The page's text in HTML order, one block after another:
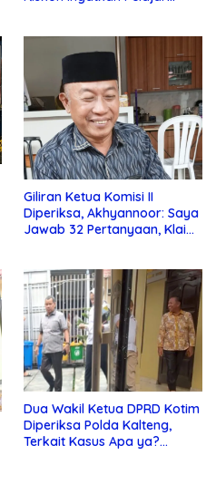
Giliran Ketua Komisi II
Diperiksa, Akhyannoor: Saya
Jawab 32 Pertanyaan, Klaim
Dua Wakil Ketua DPRD Kotim
Diperiksa Polda Kalteng,
Terkait Kasus Apa ya?…